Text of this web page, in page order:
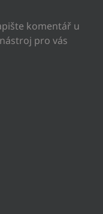
komentář u
pro vás